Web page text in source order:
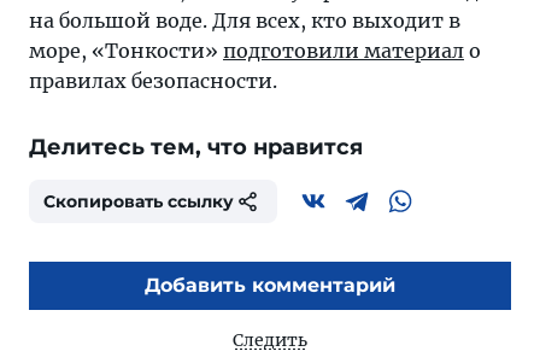
на большой воде. Для всех, кто выходит в
море, «Тонкости» подготовили материал о
правилах безопасности.
Делитесь тем, что нравится
Скопировать ссылку
Добавить комментарий
Следить